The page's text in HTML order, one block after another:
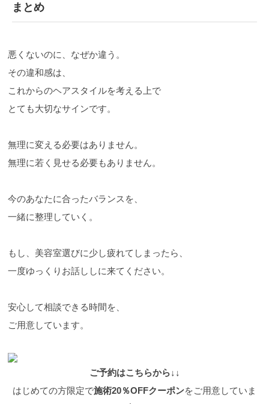
まとめ
悪くないのに、なぜか違う。
その違和感は、
これからのヘアスタイルを考える上で
とても大切なサインです。
無理に変える必要はありません。
無理に若く見せる必要もありません。
今のあなたに合ったバランスを、
一緒に整理していく。
もし、美容室選びに少し疲れてしまったら、
一度ゆっくりお話ししに来てください。
安心して相談できる時間を、
ご用意しています。
ご予約はこちらから↓↓
はじめての方限定で施術20％OFFクーポンをご用意していま